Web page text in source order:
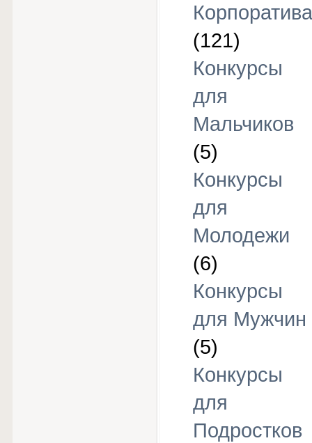
Корпоратива
(121)
Конкурсы
для
Мальчиков
(5)
Конкурсы
для
Молодежи
(6)
Конкурсы
для Мужчин
(5)
Конкурсы
для
Подростков